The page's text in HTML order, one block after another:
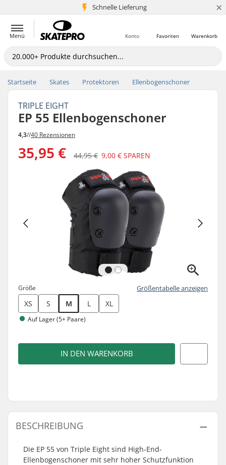
Schnelle Lieferung
5+ Mio. Kunden ×
Menü Warenkorb
Favoriten
Konto
Startseite Skates Protektoren Ellenbogenschoner
TRIPLE EIGHT
EP 55 Ellenbogenschoner
4,3//40 Rezensionen
35,95 € 44,95 € 9,00 € SPAREN
Größe Größentabelle anzeigen
XS S M L XL
Auf Lager (5+ Paare)
IN DEN WARENKORB
BESCHREIBUNG
Die EP 55 von Triple Eight sind High-End-
Ellenbogenschoner mit sehr hoher Schutzfunktion